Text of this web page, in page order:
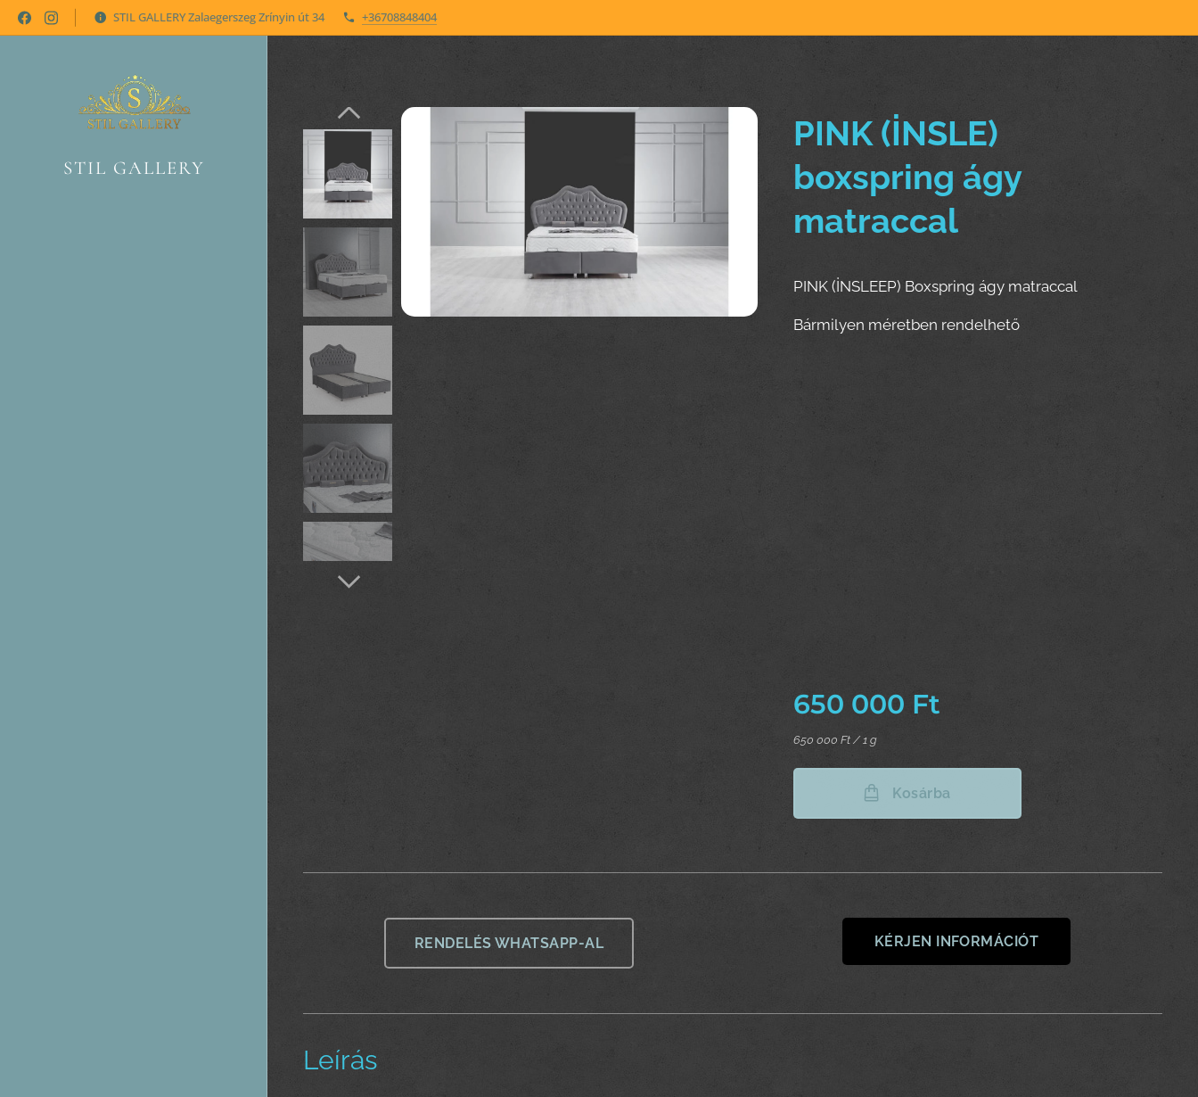
STIL GALLERY Zalaegerszeg Zrínyin út 34 +36708848404
STIL GALLERY
PINK (İNSLE)
boxspring ágy
matraccal
PINK (İNSLEEP) Boxspring ágy matraccal
Bármilyen méretben rendelhető
650 000 Ft
650 000 Ft / 1 g
Kosárba
RENDELÉS WHATSAPP-AL KÉRJEN INFORMÁCIÓT
Leírás